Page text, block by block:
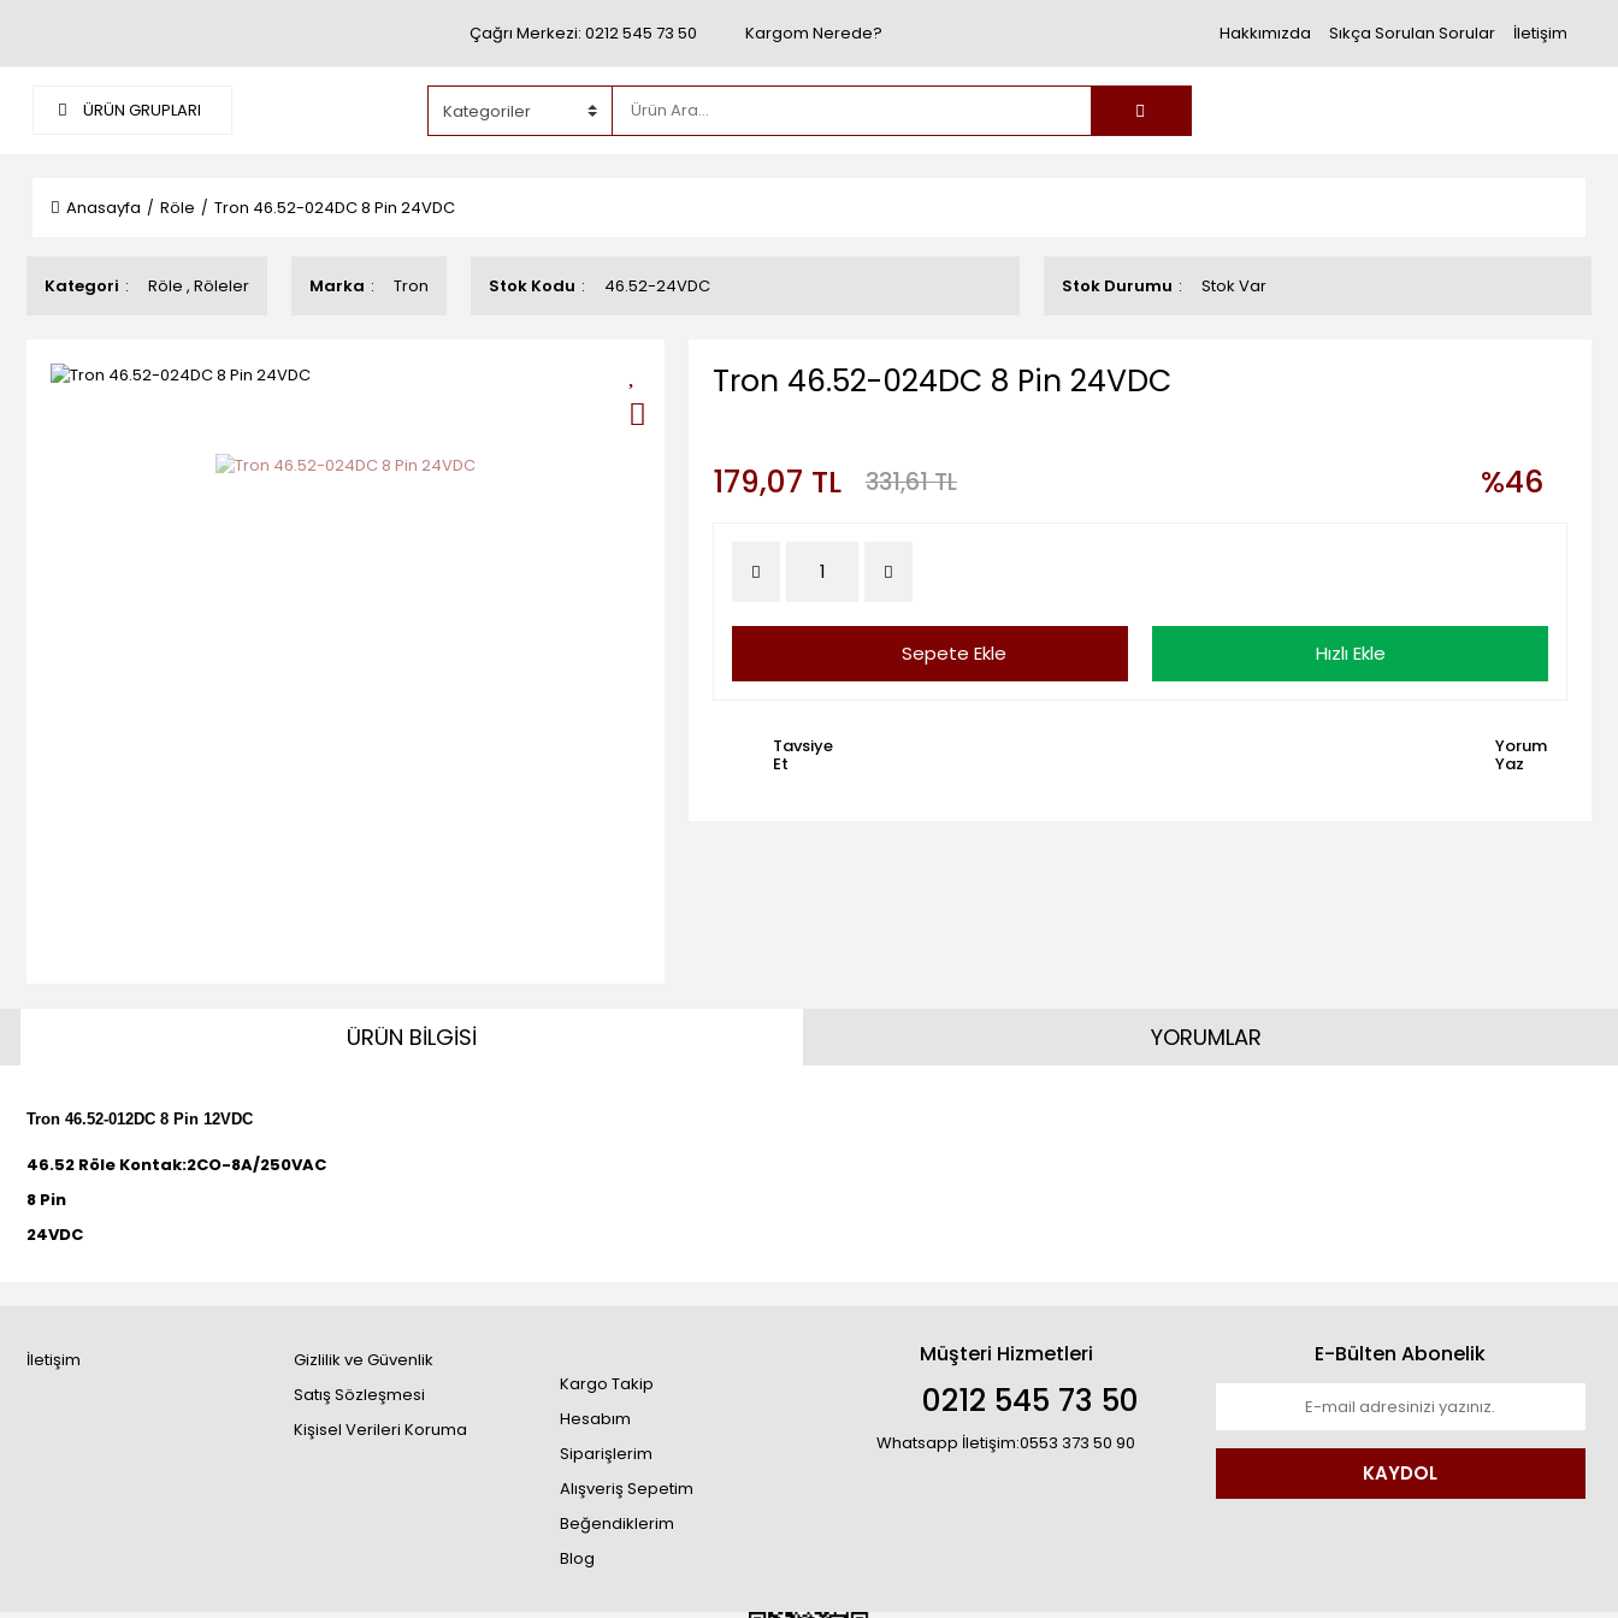
Çağrı Merkezi: 0212 545 73 50 Kargom Nerede? Hakkımızda Sıkça Sorulan Sorular İletişim
ÜRÜN GRUPLARI
Anasayfa Röle Tron 46.52-024DC 8 Pin 24VDC
Kategori Röle , Röleler Marka Tron Stok Kodu 46.52-24VDC Stok Durumu Stok Var
Tron 46.52-024DC 8 Pin 24VDC
179,07 TL 331,61 TL %46
Sepete Ekle Hızlı Ekle
Tavsiye
Et
Yorum
Yaz
ÜRÜN BİLGİSİ
Tron 46.52-012DC 8 Pin 12VDC
46.52 Röle Kontak:2CO-8A/250VAC
8 Pin
24VDC
YORUMLAR
İletişim
Gizlilik ve Güvenlik
Satış Sözleşmesi
Kişisel Verileri Koruma
Kargo Takip
Hesabım
Siparişlerim
Alışveriş Sepetim
Beğendiklerim
Blog
Müşteri Hizmetleri
0212 545 73 50
Whatsapp İletişim:0553 373 50 90
E-Bülten Abonelik
KAYDOL